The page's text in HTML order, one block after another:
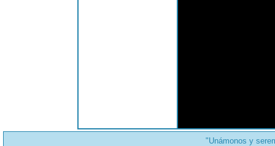
"Unámonos y